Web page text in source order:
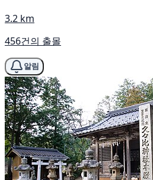
3.2 km
456건의 출몰
알림